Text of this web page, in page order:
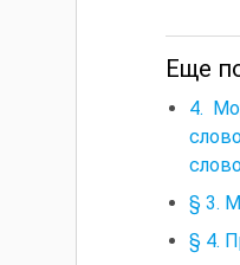
Еще
4.
§ 3.
§ 4.